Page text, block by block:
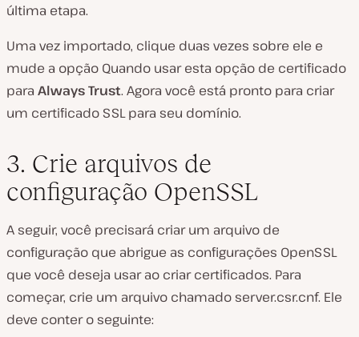
última etapa.
Uma vez importado, clique duas vezes sobre ele e
mude a opção Quando usar esta opção de certificado
para Always Trust. Agora você está pronto para criar
um certificado SSL para seu domínio.
3. Crie arquivos de
configuração OpenSSL
A seguir, você precisará criar um arquivo de
configuração que abrigue as configurações OpenSSL
que você deseja usar ao criar certificados. Para
começar, crie um arquivo chamado server.csr.cnf. Ele
deve conter o seguinte: